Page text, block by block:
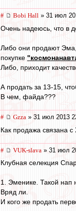
# Bobi Hall » 31 июл
Очень надеюсь, что в
Либо они продают Эма,
покупке
Либо, приходит
А продать за 13-15,
В чем, файда???
# Gzza » 31 июл 2013
Как продажа связана
# VUK-slava » 31 июл
Клубная селекция
1. Эменике. Такой нап
Вряд ли.
И кого же продать